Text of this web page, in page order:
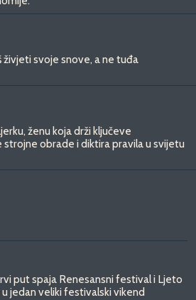
živjeti svoje snove, a ne tuđa
ženu koja drži ključeve
strojne obrade i diktira pravila u svijetu
put spaja Renesansni festival i Ljeto
jedan veliki festivalski vikend